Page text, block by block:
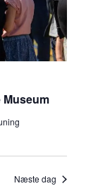
Museum
Næste dag